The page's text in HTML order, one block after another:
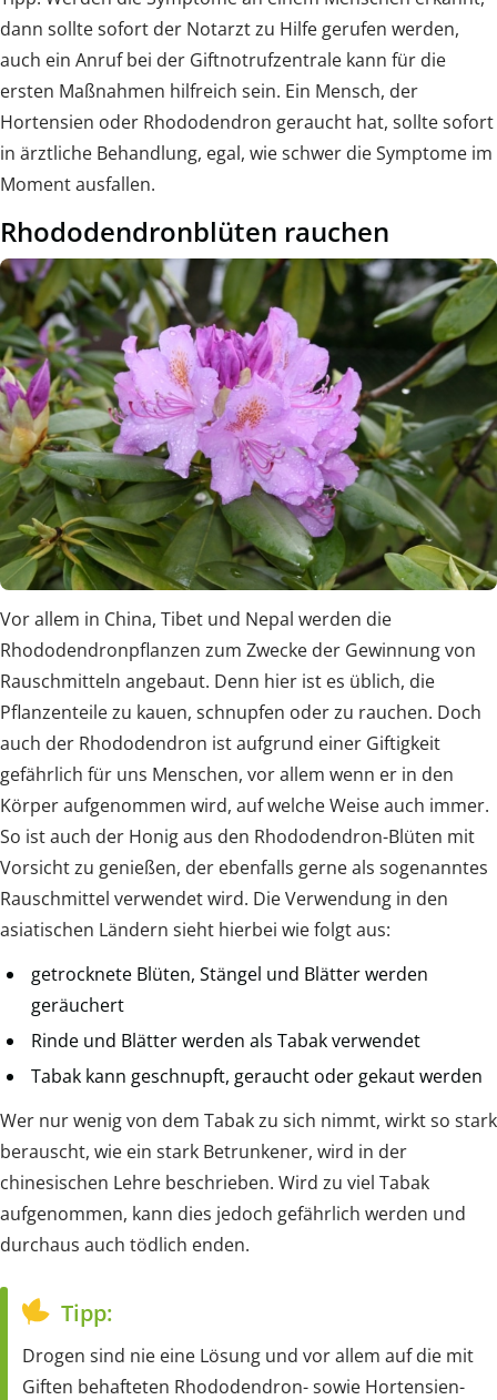
dann sollte sofort der Notarzt zu Hilfe gerufen werden,
auch ein Anruf bei der Giftnotrufzentrale kann für die
ersten Maßnahmen hilfreich sein. Ein Mensch, der
Hortensien oder Rhododendron geraucht hat, sollte sofort
in ärztliche Behandlung, egal, wie schwer die Symptome im
Moment ausfallen.
Rhododendronblüten rauchen
Vor allem in China, Tibet und Nepal werden die
Rhododendronpflanzen zum Zwecke der Gewinnung von
Rauschmitteln angebaut. Denn hier ist es üblich, die
Pflanzenteile zu kauen, schnupfen oder zu rauchen. Doch
auch der Rhododendron ist aufgrund einer Giftigkeit
gefährlich für uns Menschen, vor allem wenn er in den
Körper aufgenommen wird, auf welche Weise auch immer.
So ist auch der Honig aus den Rhododendron-Blüten mit
Vorsicht zu genießen, der ebenfalls gerne als sogenanntes
Rauschmittel verwendet wird. Die Verwendung in den
asiatischen Ländern sieht hierbei wie folgt aus:
getrocknete Blüten, Stängel und Blätter werden
geräuchert
Rinde und Blätter werden als Tabak verwendet
Tabak kann geschnupft, geraucht oder gekaut werden
Wer nur wenig von dem Tabak zu sich nimmt, wirkt so stark
berauscht, wie ein stark Betrunkener, wird in der
chinesischen Lehre beschrieben. Wird zu viel Tabak
aufgenommen, kann dies jedoch gefährlich werden und
durchaus auch tödlich enden.
Tipp:
Drogen sind nie eine Lösung und vor allem auf die mit
Giften behafteten Rhododendron- sowie Hortensien-